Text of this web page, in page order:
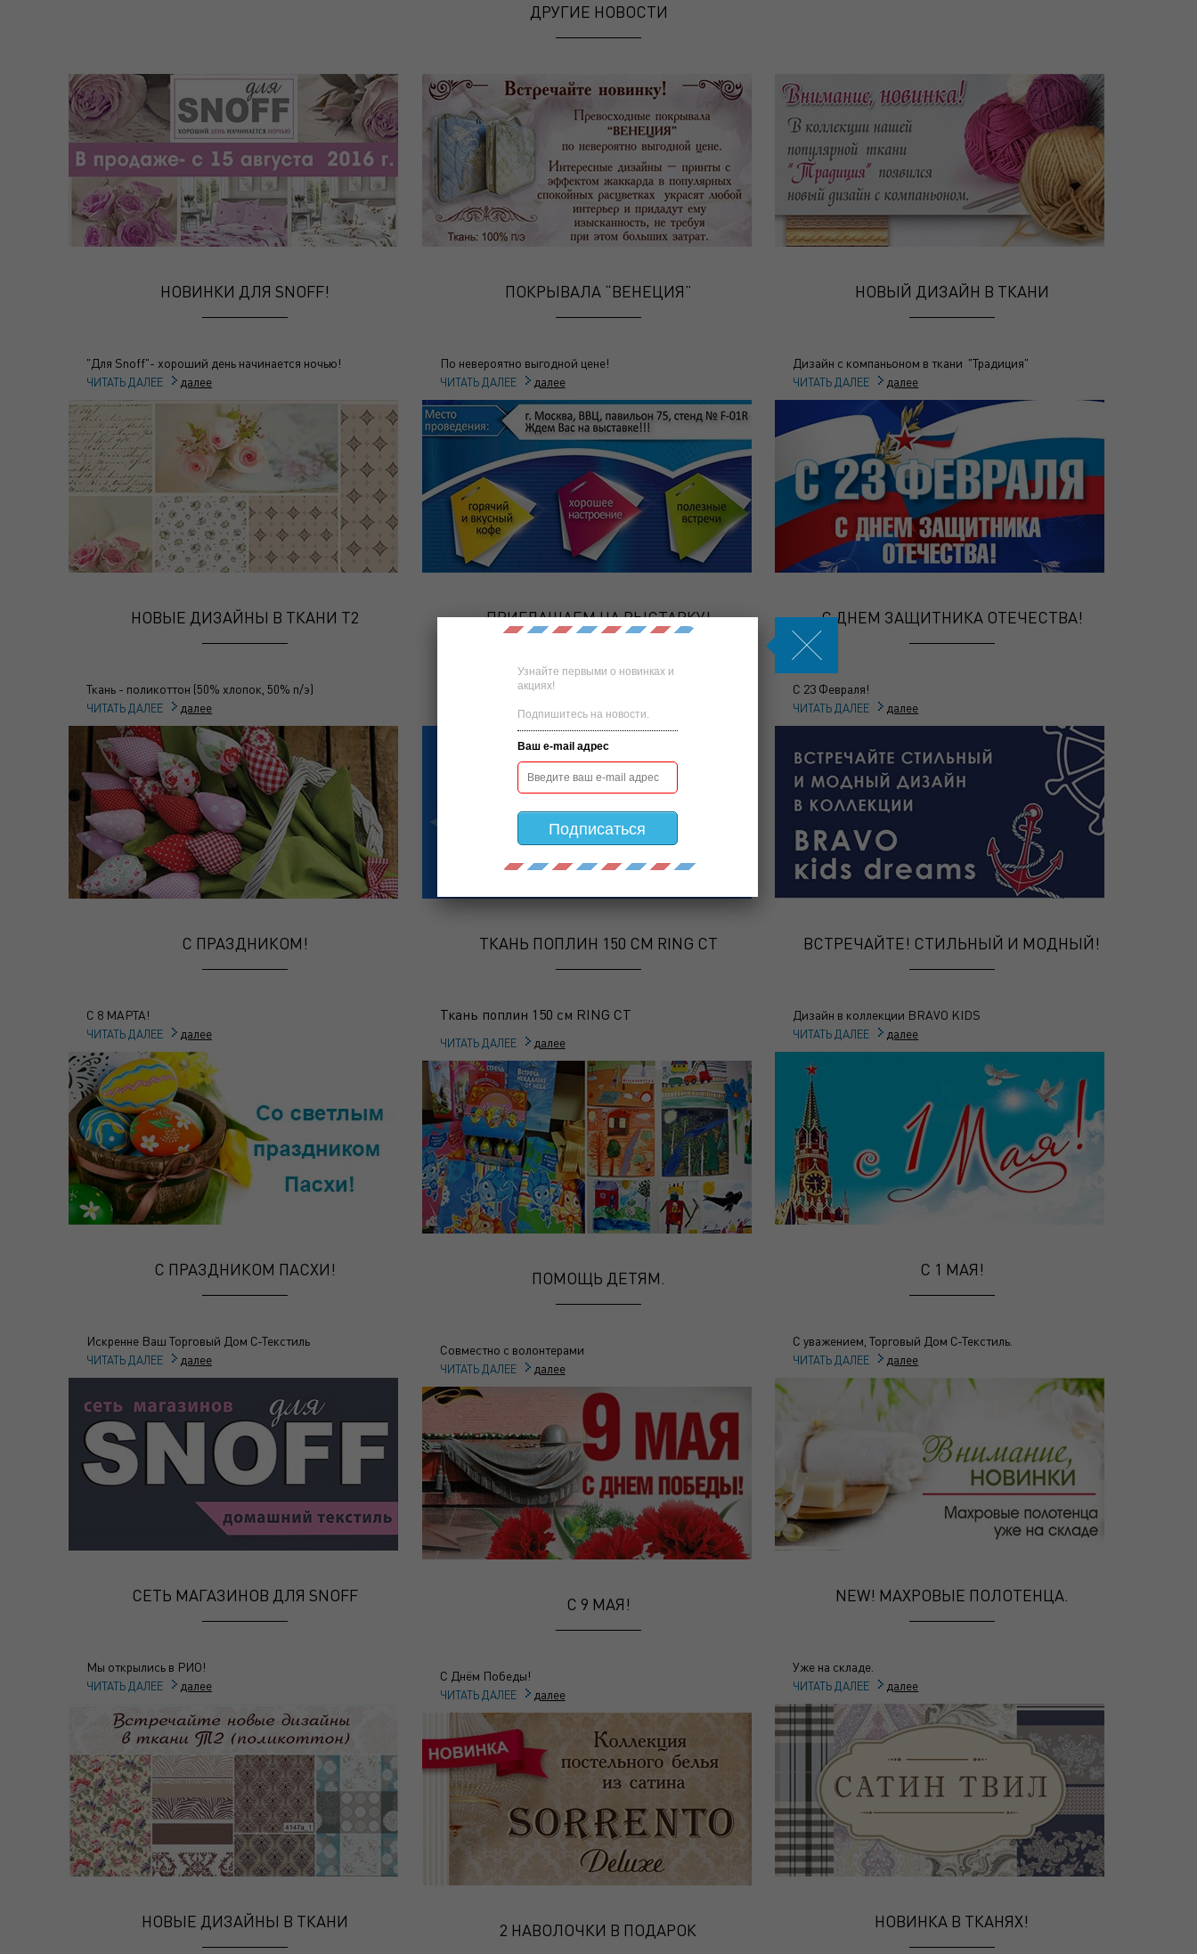
ДРУГИЕ НОВОСТИ
НОВИНКИ ДЛЯ SNOFF!
"Для Snoff"- хороший день начинается ночью!
ЧИТАТЬ ДАЛЕЕ далее
НОВЫЕ ДИЗАЙНЫ В ТКАНИ Т2
Ткань - поликоттон (50% хлопок, 50% п/э)
ЧИТАТЬ ДАЛЕЕ далее
С ПРАЗДНИКОМ!
С 8 МАРТА!
ЧИТАТЬ ДАЛЕЕ далее
С ПРАЗДНИКОМ ПАСХИ!
Искренне Ваш Торговый Дом С-Текстиль
ЧИТАТЬ ДАЛЕЕ далее
СЕТЬ МАГАЗИНОВ ДЛЯ SNOFF
Мы открылись в РИО!
ЧИТАТЬ ДАЛЕЕ далее
НОВЫЕ ДИЗАЙНЫ В ТКАНИ
ПОКРЫВАЛА “ВЕНЕЦИЯ”
По невероятно выгодной цене!
ЧИТАТЬ ДАЛЕЕ далее
ПРИГЛАШАЕМ НА ВЫСТАВКУ!
БИОТ 2016 год.
ТКАНЬ ПОПЛИН 150 СМ RING CT
Ткань поплин 150 см RING CT
ЧИТАТЬ ДАЛЕЕ далее
ПОМОЩЬ ДЕТЯМ.
Совместно с волонтерами
ЧИТАТЬ ДАЛЕЕ далее
C 9 МАЯ!
С Днём Победы!
ЧИТАТЬ ДАЛЕЕ далее
2 НАВОЛОЧКИ В ПОДАРОК
НОВЫЙ ДИЗАЙН В ТКАНИ
Дизайн с компаньоном в ткани "Традиция"
ЧИТАТЬ ДАЛЕЕ далее
С ДНЕМ ЗАЩИТНИКА ОТЕЧЕСТВА!
С 23 Февраля!
ЧИТАТЬ ДАЛЕЕ далее
ВСТРЕЧАЙТЕ! СТИЛЬНЫЙ И МОДНЫЙ!
Дизайн в коллекции BRAVO KIDS
ЧИТАТЬ ДАЛЕЕ далее
С 1 МАЯ!
С уважением, Торговый Дом С-Текстиль.
ЧИТАТЬ ДАЛЕЕ далее
NEW! МАХРОВЫЕ ПОЛОТЕНЦА.
Уже на складе.
ЧИТАТЬ ДАЛЕЕ далее
НОВИНКА В ТКАНЯХ!
Узнайте первыми о новинках и
акциях!
Подпишитесь на новости.
Ваш e-mail адрес
Подписаться